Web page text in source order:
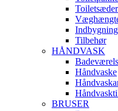
Toiletsæder
Tilbehør
HÅNDVASK
Håndvaske
BRUSER